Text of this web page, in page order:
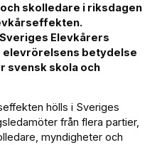
skolledare i riksdagen
Elevkårers
betydelse
svensk skola och
hölls i Sveriges
från flera partier,
myndigheter och